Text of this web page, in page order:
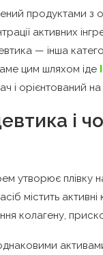
продуктами з
активних
— інша
цим шляхом іде
орієнтований на
і
утворює плівку
містить активні
колагену,